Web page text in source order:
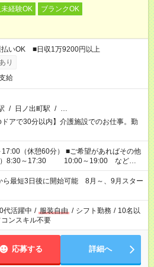
経験OK
ブランクOK
いOK ■日収1万9200円以上
り
給
/ 日ノ出町駅 / …
ドアで30分以内】介護施設でのお仕事。勤
60分） ■ご希望があればその他
）8:30～17:30 10:00～19:00 など
せたい」 「できれば残業はしたくない」
沿ったお仕事をご紹介します！ ※Wワ
覧のお仕事で希望する勤務時間と、もう1つ
合計で週40時間を超える場合は応募でき
最短3日後に開始可能 8月～、9月スター
代活躍中 / 服装自由 / シフト勤務 / 10名以
ンスキル不要
応募する 詳細へ